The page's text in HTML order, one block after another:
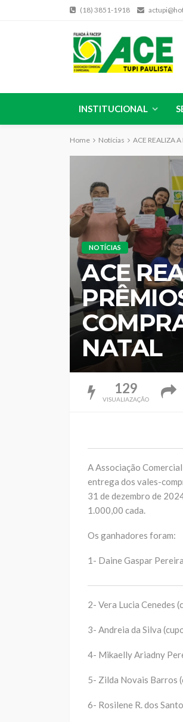
(18) 3851-1918
INSTITUCIONAL
Home Notícias ACE REALIZA
NOTÍCIAS
ACE
NATAL
129
VISUALIAZAÇÃO
A Associação
entrega dos vales-
31 de dezembro de
1.000,00 cada.
Os ganhadores foram:
1- Daine Gaspar
2- Vera Lucia Cenedes
3- Andreia da Silva
4- Mikaelly Ariadny
5- Zilda Novais Barros
6- Rosilene R. dos